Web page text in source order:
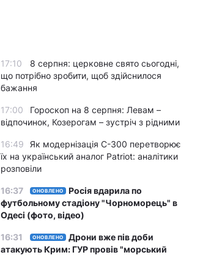
17:10
8 серпня: церковне свято сьогодні,
що потрібно зробити, щоб здійснилося
бажання
17:00
Гороскоп на 8 серпня: Левам –
відпочинок, Козерогам – зустріч з рідними
16:49
Як модернізація С-300 перетворює
їх на український аналог Patriot: аналітики
розповіли
16:37 ОНОВЛЕНО
Росія вдарила по
футбольному стадіону "Чорноморець" в
Одесі (фото, відео)
16:31 ОНОВЛЕНО
Дрони вже пів доби
атакують Крим: ГУР провів "морський